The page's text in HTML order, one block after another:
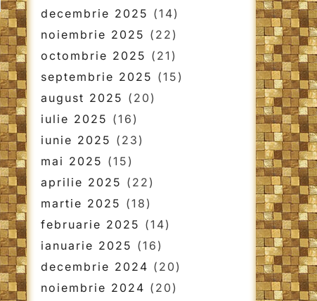
decembrie 2025 (14)
noiembrie 2025 (22)
octombrie 2025 (21)
septembrie 2025 (15)
august 2025 (20)
iulie 2025 (16)
iunie 2025 (23)
mai 2025 (15)
aprilie 2025 (22)
martie 2025 (18)
februarie 2025 (14)
ianuarie 2025 (16)
decembrie 2024 (20)
noiembrie 2024 (20)